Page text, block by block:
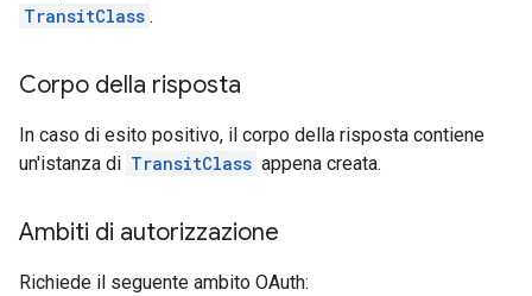
TransitClass .
Corpo della risposta
In caso di esito positivo, il corpo della risposta contiene
un'istanza di TransitClass appena creata.
Ambiti di autorizzazione
Richiede il seguente ambito OAuth: